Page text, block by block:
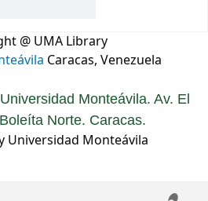
@ UMA Library
Caracas, Venezuela
Monteávila. Av. El
Norte. Caracas.
Universidad Monteávila